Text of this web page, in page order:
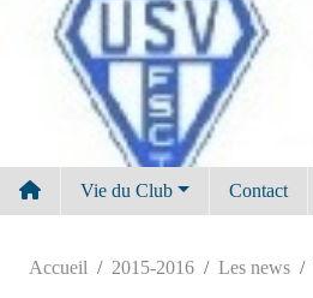
Vie du Club Contact
Accueil 2015-2016 Les news